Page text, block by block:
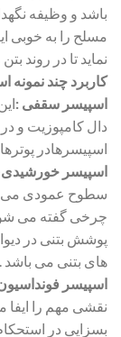
باشد و وظیفه
مسلح را به خوبی
نماید تا در روند
کاربرد چند نمونه
اسپیسر سقفی :
دال کامپوزیت و
اسپیسرهادر
اسپیسر
سطوح عمودی می
چرخی گفته می
پوشش بتنی در
های بتنی می باشد .
اسپیسر
نقشی مهم را ایفا
بسزایی در